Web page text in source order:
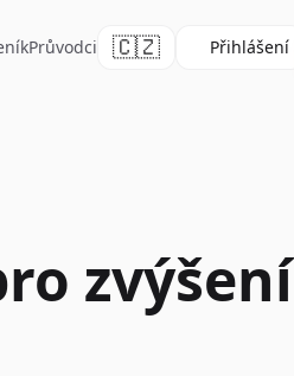
Průvodci 🇨🇿 Přihlášení
zvýšení